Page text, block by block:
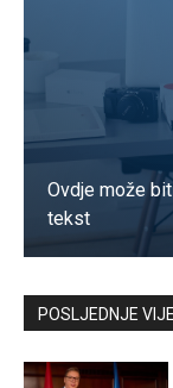
Ovdje može
tekst
Kontaktirajte
POSLJEDNJE